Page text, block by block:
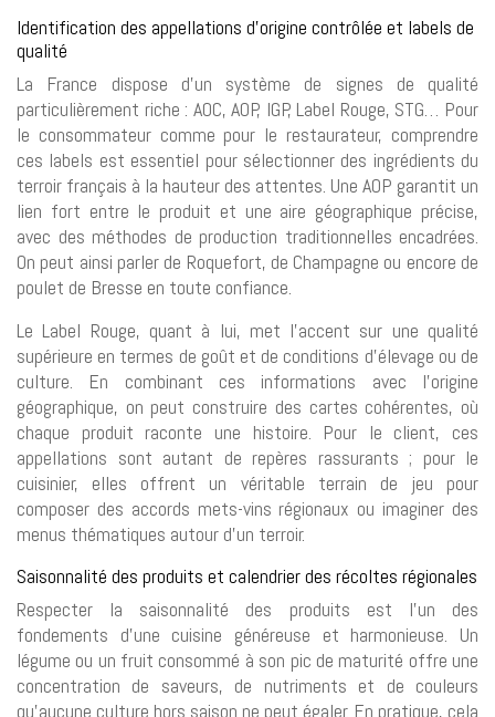
Identification des appellations d’origine contrôlée et labels de
qualité
La France dispose d’un système de signes de qualité
particulièrement riche : AOC, AOP, IGP, Label Rouge, STG… Pour
le consommateur comme pour le restaurateur, comprendre
ces labels est essentiel pour sélectionner des ingrédients du
terroir français à la hauteur des attentes. Une AOP garantit un
lien fort entre le produit et une aire géographique précise,
avec des méthodes de production traditionnelles encadrées.
On peut ainsi parler de Roquefort, de Champagne ou encore de
poulet de Bresse en toute confiance.
Le Label Rouge, quant à lui, met l’accent sur une qualité
supérieure en termes de goût et de conditions d’élevage ou de
culture. En combinant ces informations avec l’origine
géographique, on peut construire des cartes cohérentes, où
chaque produit raconte une histoire. Pour le client, ces
appellations sont autant de repères rassurants ; pour le
cuisinier, elles offrent un véritable terrain de jeu pour
composer des accords mets-vins régionaux ou imaginer des
menus thématiques autour d’un terroir.
Saisonnalité des produits et calendrier des récoltes régionales
Respecter la saisonnalité des produits est l’un des
fondements d’une cuisine généreuse et harmonieuse. Un
légume ou un fruit consommé à son pic de maturité offre une
concentration de saveurs, de nutriments et de couleurs
qu’aucune culture hors saison ne peut égaler. En pratique, cela